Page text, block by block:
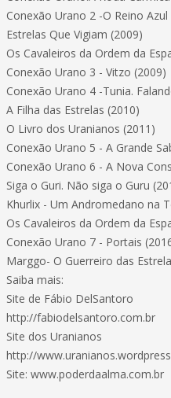
Conexão Urano 2 -O Reino Azul
Estrelas Que Vigiam (2009)
Os Cavaleiros da Ordem da
Conexão Urano 3 - Vitzo (2009)
Conexão Urano 4 -Tunia.
A Filha das Estrelas (2010)
O Livro dos Uranianos (2011)
Conexão Urano 5 - A Grande
Conexão Urano 6 - A Nova
Siga o Guri. Não siga o Guru
Khurlix - Um Andromedano na
Os Cavaleiros da Ordem da
Conexão Urano 7 - Portais
Marggo- O Guerreiro das
Saiba mais:
Site de Fábio DelSantoro
http://fabiodelsantoro.com.br
Site dos Uranianos
http://
Site: www.poderdaalma.com.br